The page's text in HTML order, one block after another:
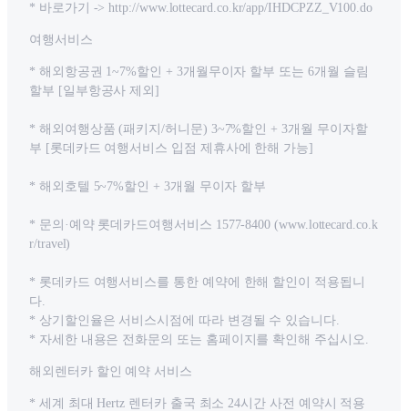
* 바로가기 -> http://www.lottecard.co.kr/app/IHDCPZZ_V100.do
여행서비스
* 해외항공권 1~7%할인 + 3개월무이자 할부 또는 6개월 슬림
할부 [일부항공사 제외]
* 해외여행상품 (패키지/허니문) 3~7%할인 + 3개월 무이자할
부 [롯데카드 여행서비스 입점 제휴사에 한해 가능]
* 해외호텔 5~7%할인 + 3개월 무이자 할부
* 문의·예약 롯데카드여행서비스 1577-8400 (www.lottecard.co.k
r/travel)
* 롯데카드 여행서비스를 통한 예약에 한해 할인이 적용됩니
다.
* 상기할인율은 서비스시점에 따라 변경될 수 있습니다.
* 자세한 내용은 전화문의 또는 홈페이지를 확인해 주십시오.
해외렌터카 할인 예약 서비스
* 세계 최대 Hertz 렌터카 출국 최소 24시간 사전 예약시 적용